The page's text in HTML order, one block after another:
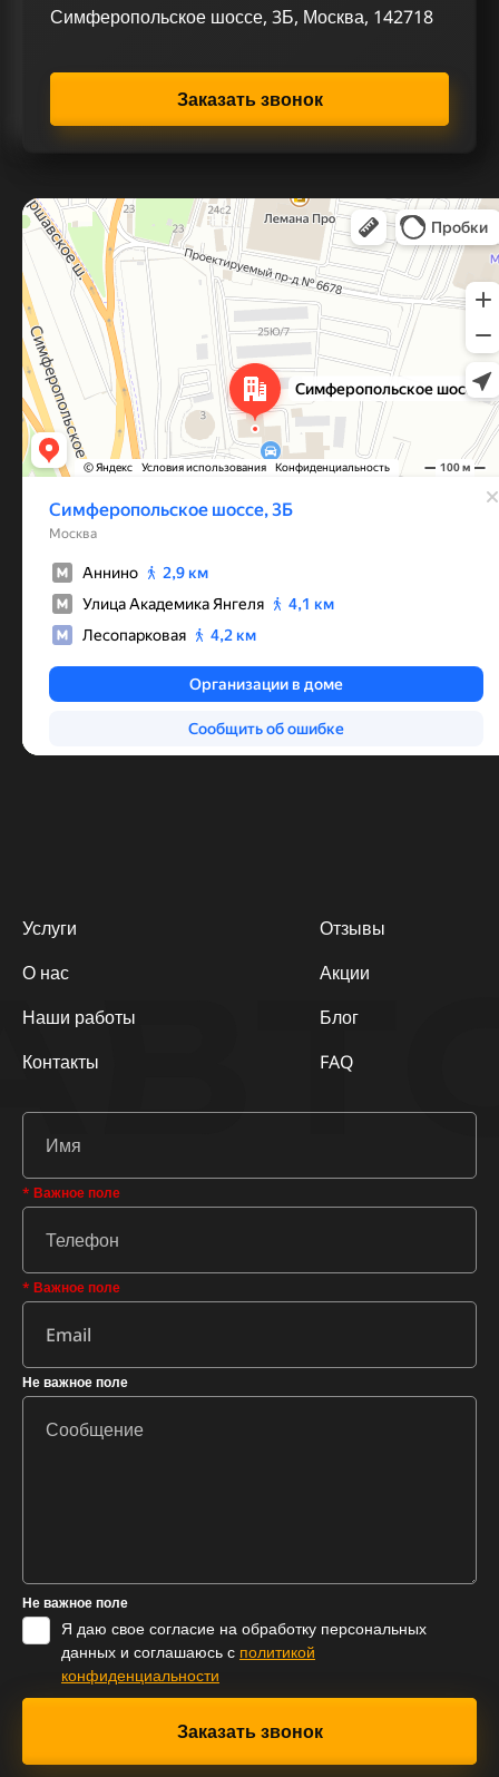
Симферопольское шоссе, 3Б, Москва, 142718
Заказать звонок
Услуги
О нас
Наши работы
Контакты
Отзывы
Акции
Блог
FAQ
* Важное поле
* Важное поле
Не важное поле
Не важное поле
Я даю свое согласие на обработку персональных
данных и соглашаюсь с политикой
конфиденциальности